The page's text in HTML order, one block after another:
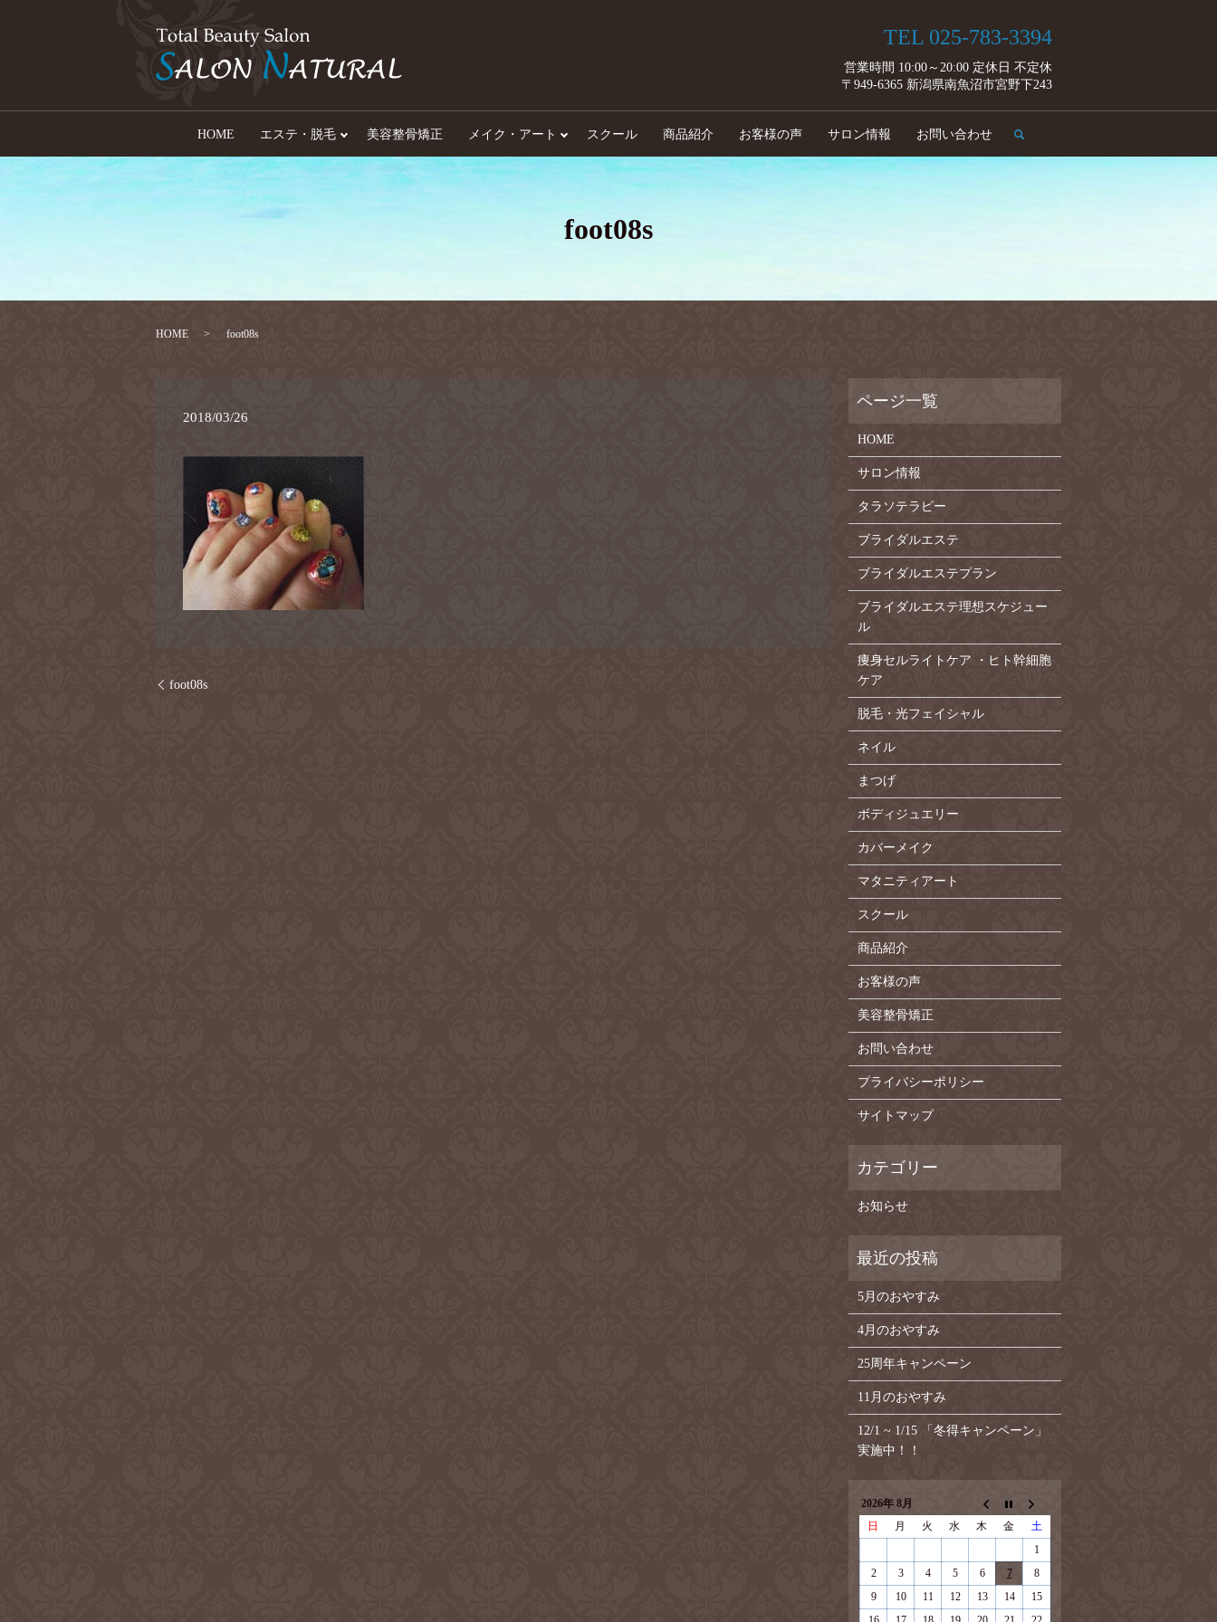
TEL 025-783-3394
営業時間 10:00～20:00 定休日 不定休
〒949-6365 新潟県南魚沼市宮野下243
HOME エステ・脱毛 美容整骨矯正 メイク・アート スクール 商品紹介 お客様の声 サロン情報 お問い合わせ search
foot08s
HOME foot08s
2018/03/26
foot08s
HOME
サロン情報
タラソテラピー
ブライダルエステ
ブライダルエステプラン
ブライダルエステ理想スケジュー
ル
痩身セルライトケア ・ヒト幹細胞
ケア
脱毛・光フェイシャル
ネイル
まつげ
ボディジュエリー
カバーメイク
マタニティアート
スクール
商品紹介
お客様の声
美容整骨矯正
お問い合わせ
プライバシーポリシー
サイトマップ
お知らせ
5月のおやすみ
4月のおやすみ
25周年キャンペーン
11月のおやすみ
12/1 ~ 1/15 「冬得キャンペーン」
実施中！！
2026年 8月
日
月 火 水 木 金
土
1
2
3 4 5 6 7
8
9
10 11 12 13 14
15